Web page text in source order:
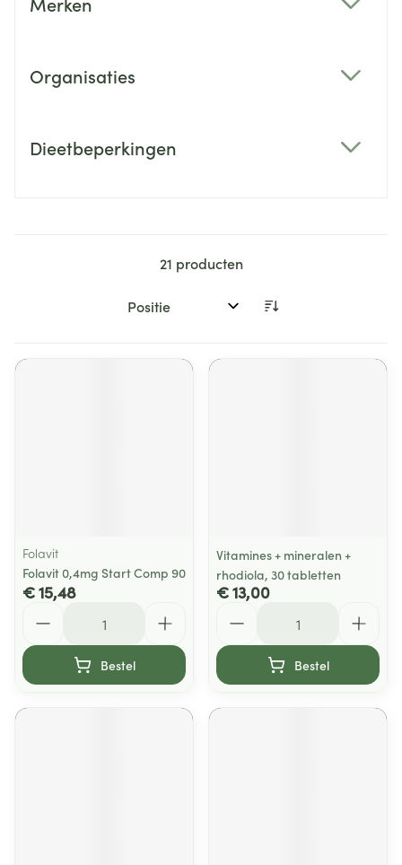
Organisaties
Dieetbeperkingen
21 producten
Sorteer op:
Folavit
Folavit 0,4mg Start Comp 90
€ 15,48
Bestel
Vitamines + mineralen +
rhodiola, 30 tabletten
€ 13,00
Bestel